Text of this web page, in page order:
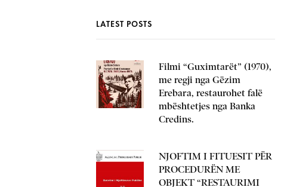
LATEST POSTS
Filmi “Guximtarët” (1970),
me regji nga Gëzim
Erebara, restaurohet falë
mbështetjes nga Banka
Credins.
NJOFTIM I FITUESIT PËR
PROCEDURËN ME
OBJEKT “RESTAURIMI